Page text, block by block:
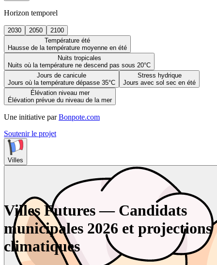
Horizon temporel
2030 2050
2100
Température été
Hausse de la température moyenne en été
Nuits tropicales
Nuits où la température ne descend pas sous 20°C
Jours de canicule
Jours où la température dépasse 35°C
Stress hydrique
Jours avec sol sec en été
Élévation niveau mer
Élévation prévue du niveau de la mer
Une initiative par Bonpote.com
Soutenir le projet
Villes
Villes Futures — Candidats
municipales 2026 et projections
climatiques